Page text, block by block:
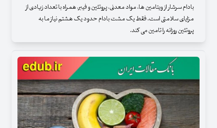
بادام سرشار از ویتامین ها، مواد معدنی، پروتئین و فیبر، همراه با تعداد زیادی از
مزایای سلامتی است. فقط یک مشت بادام حدود یک هشتم نیاز ما به
پروتئین روزانه را تامین می کند.